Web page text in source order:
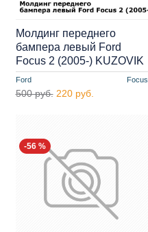
Ford Focus
Молдинг переднего
бампера левый Ford
Focus 2 (2005-) KUZOVIK
500 руб. 220 руб.
-56 %